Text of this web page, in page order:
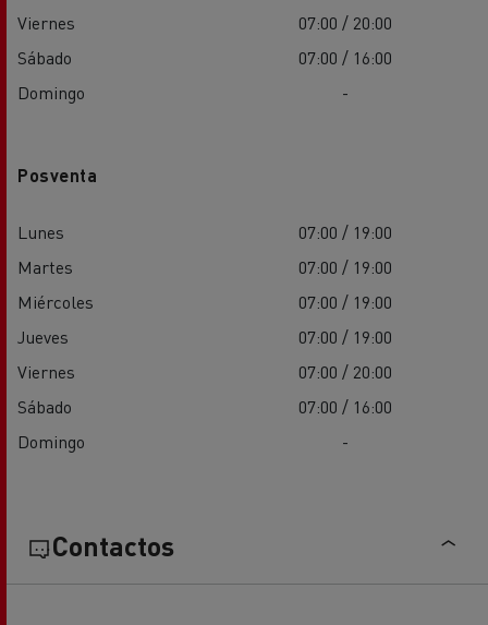
Viernes
07:00 / 20:00
Sábado
07:00 / 16:00
Domingo
-
Posventa
Lunes
07:00 / 19:00
Martes
07:00 / 19:00
Miércoles
07:00 / 19:00
Jueves
07:00 / 19:00
Viernes
07:00 / 20:00
Sábado
07:00 / 16:00
Domingo
-
Contactos